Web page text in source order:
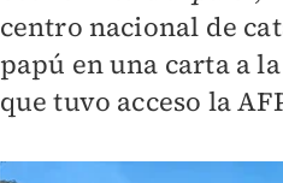
centro nacional de
papú en una carta a
que tuvo acceso la